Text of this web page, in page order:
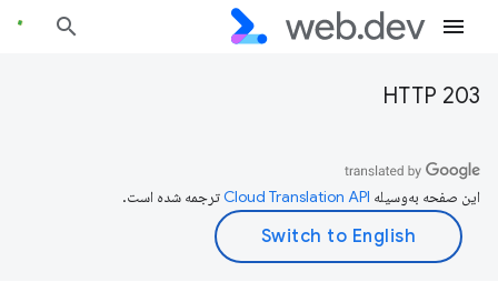
HTTP 203
این صفحه به‌وسیله ترجمه شده است.